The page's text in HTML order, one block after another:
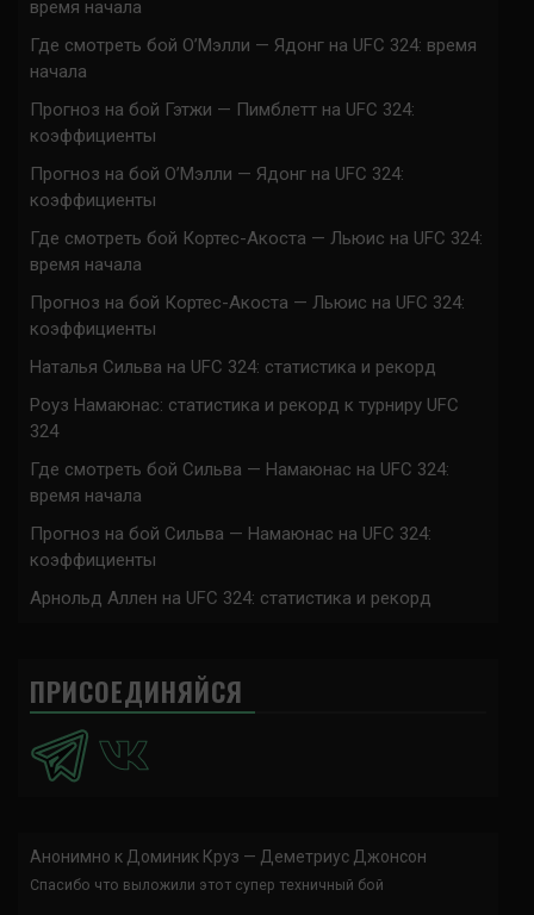
время начала
Где смотреть бой О’Мэлли — Ядонг на UFC 324: время
начала
Прогноз на бой Гэтжи — Пимблетт на UFC 324:
коэффициенты
Прогноз на бой О’Мэлли — Ядонг на UFC 324:
коэффициенты
Где смотреть бой Кортес-Акоста — Льюис на UFC 324:
время начала
Прогноз на бой Кортес-Акоста — Льюис на UFC 324:
коэффициенты
Наталья Сильва на UFC 324: статистика и рекорд
Роуз Намаюнас: статистика и рекорд к турниру UFC
324
Где смотреть бой Сильва — Намаюнас на UFC 324:
время начала
Прогноз на бой Сильва — Намаюнас на UFC 324:
коэффициенты
Арнольд Аллен на UFC 324: статистика и рекорд
ПРИСОЕДИНЯЙСЯ
Анонимно к Доминик Круз — Деметриус Джонсон
Спасибо что выложили этот супер техничный бой